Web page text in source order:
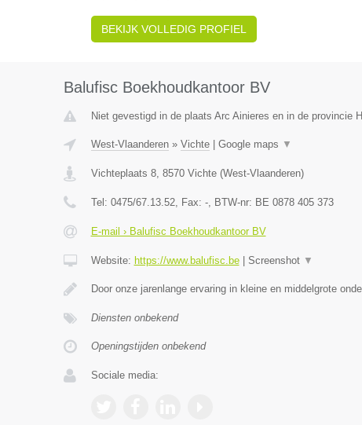
BEKIJK VOLLEDIG PROFIEL
Balufisc Boekhoudkantoor BV
Niet gevestigd in de plaats Arc Ainieres en in de provincie
West-Vlaanderen» Vichte| Google maps ▼
Vichteplaats 8, 8570 Vichte(West-Vlaanderen)
Tel: 0475/67.13.52, Fax: -, BTW-nr: BE 0878 405 373
E-mail › Balufisc Boekhoudkantoor BV
Website: https://www.balufisc.be| Screenshot ▼
Door onze jarenlange ervaring in kleine en middelgrote
Diensten onbekend
Openingstijden onbekend
Sociale media: